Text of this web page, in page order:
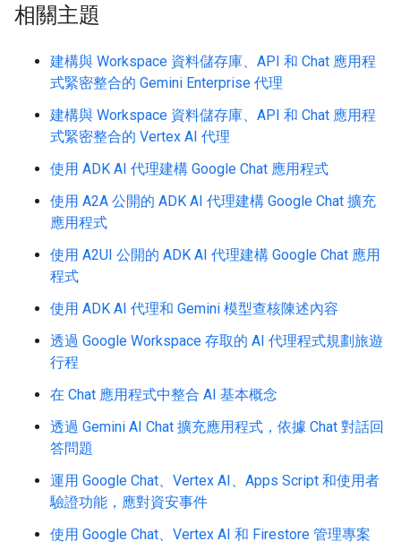
相關主題
建構與 Workspace 資料儲存庫、API 和 Chat 應用程
式緊密整合的 Gemini Enterprise 代理
建構與 Workspace 資料儲存庫、API 和 Chat 應用程
式緊密整合的 Vertex AI 代理
使用 ADK AI 代理建構 Google Chat 應用程式
使用 A2A 公開的 ADK AI 代理建構 Google Chat 擴充
應用程式
使用 A2UI 公開的 ADK AI 代理建構 Google Chat 應用
程式
使用 ADK AI 代理和 Gemini 模型查核陳述內容
透過 Google Workspace 存取的 AI 代理程式規劃旅遊
行程
在 Chat 應用程式中整合 AI 基本概念
透過 Gemini AI Chat 擴充應用程式，依據 Chat 對話回
答問題
運用 Google Chat、Vertex AI、Apps Script 和使用者
驗證功能，應對資安事件
使用 Google Chat、Vertex AI 和 Firestore 管理專案